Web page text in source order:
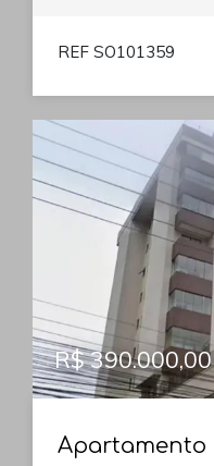
REF SO101359
R$ 390.000,00
Apartamento